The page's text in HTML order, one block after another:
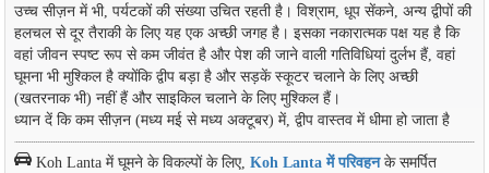
उच्च सीज़न में भी, पर्यटकों की संख्या उचित रहती है। विश्राम, धूप सेंकने, अन्य द्वीपों की
हलचल से दूर तैराकी के लिए यह एक अच्छी जगह है। इसका नकारात्मक पक्ष यह है कि
वहां जीवन स्पष्ट रूप से कम जीवंत है और पेश की जाने वाली गतिविधियां दुर्लभ हैं, वहां
घूमना भी मुश्किल है क्योंकि द्वीप बड़ा है और सड़कें स्कूटर चलाने के लिए अच्छी
(खतरनाक भी) नहीं हैं और साइकिल चलाने के लिए मुश्किल हैं।
ध्यान दें कि कम सीज़न (मध्य मई से मध्य अक्टूबर) में, द्वीप वास्तव में धीमा हो जाता है
Koh Lanta में घूमने के विकल्पों के लिए, Koh Lanta में परिवहनके समर्पित